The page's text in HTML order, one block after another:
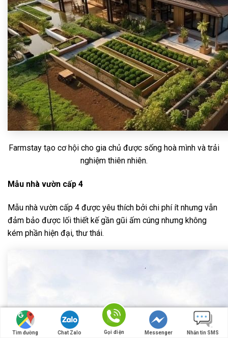
Farmstay tạo cơ hội cho gia chủ được sống hoà mình và trải
nghiệm thiên nhiên.
Mẫu nhà vườn cấp 4
Mẫu nhà vườn cấp 4 được yêu thích bởi chi phí ít nhưng vẫn
đảm bảo được lối thiết kế gần gũi ấm cúng nhưng không
kém phần hiện đại, thư thái.
Tìm đường Chat Zalo Gọi điện Messenger Nhắn tin SMS